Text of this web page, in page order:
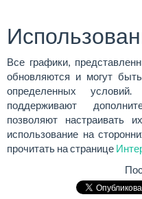
Все графики,
обновляются и могут
определенных
поддерживают
позволяют настраивать
использование на
прочитать на странице